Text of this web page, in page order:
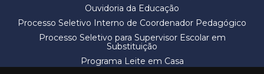
Ouvidoria da Educação
Processo Seletivo Interno de Coordenador Pedagógico
Processo Seletivo para Supervisor Escolar em
Substituição
Programa Leite em Casa